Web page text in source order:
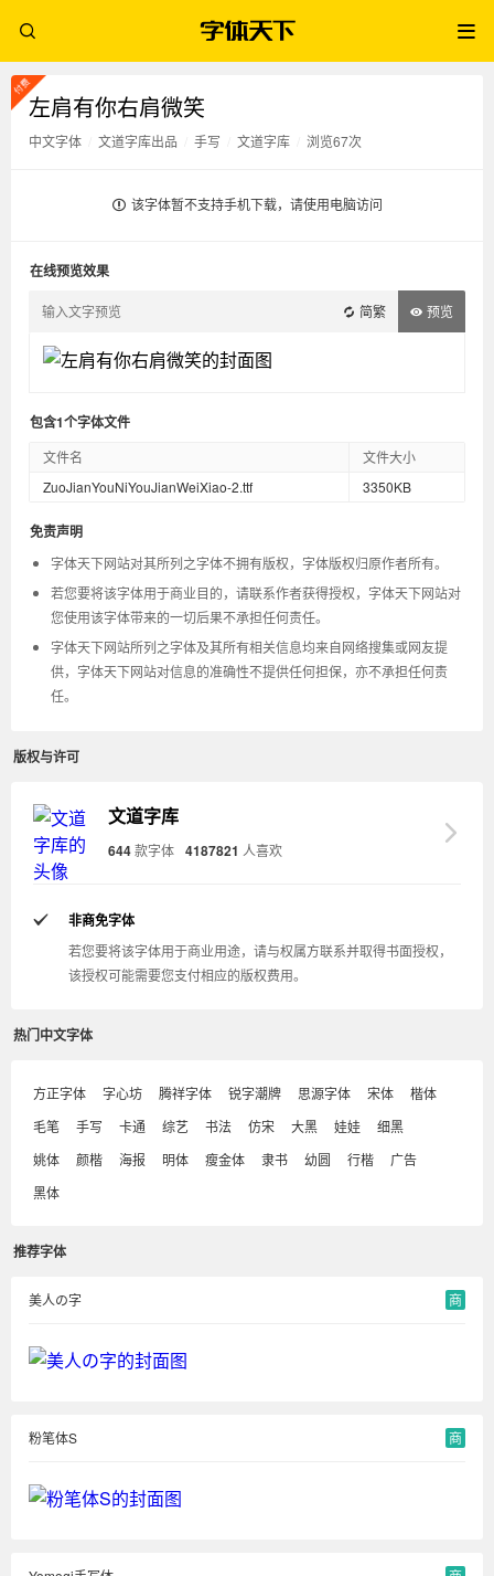
左肩有你右肩微笑
中文字体 文道字库出品 手写 文道字库 浏览67次
该字体暂不支持手机下载，请使用电脑访问
在线预览效果
简繁 预览
包含1个字体文件
文件名
文件大小
ZuoJianYouNiYouJianWeiXiao-2.ttf
3350KB
免责声明
字体天下网站对其所列之字体不拥有版权，字体版权归原作者所有。
若您要将该字体用于商业目的，请联系作者获得授权，字体天下网站对
您使用该字体带来的一切后果不承担任何责任。
字体天下网站所列之字体及其所有相关信息均来自网络搜集或网友提
供，字体天下网站对信息的准确性不提供任何担保，亦不承担任何责
任。
版权与许可
文道字库
644款字体 4187821 人喜欢
非商免字体
若您要将该字体用于商业用途，请与权属方联系并取得书面授权，
该授权可能需要您支付相应的版权费用。
热门中文字体
方正字体 字心坊 腾祥字体 锐字潮牌 思源字体 宋体
楷体
毛笔
手写 卡通 综艺 书法 仿宋 大黑 娃娃
细黑
姚体
颜楷 海报 明体 瘦金体 隶书 幼圆 行楷
广告
黑体
推荐字体
美人の字 商
粉笔体S 商